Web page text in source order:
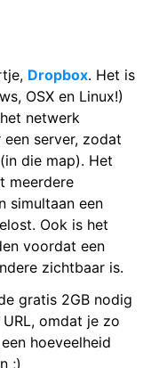
Dropbox. Het is
OSX en Linux!)
netwerk
server, zodat
die map). Het
meerdere
simultaan een
Ook is het
voordat een
zichtbaar is.
gratis 2GB nodig
omdat je zo
hoeveelheid
;)